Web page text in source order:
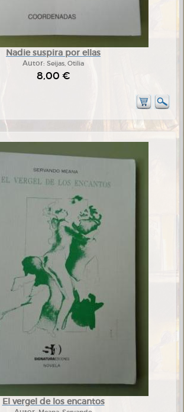
Nadie suspira por ellas
Autor: Seijas, Otilia
8,00 €
El vergel de los encantos